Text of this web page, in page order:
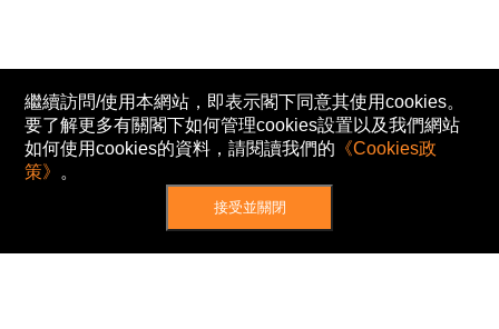
繼續訪問/使用本網站，即表示閣下同意其使用cookies。
要了解更多有關閣下如何管理cookies設置以及我們網站
如何使用cookies的資料，請閱讀我們的 《Cookies政
策》 。
接受並關閉